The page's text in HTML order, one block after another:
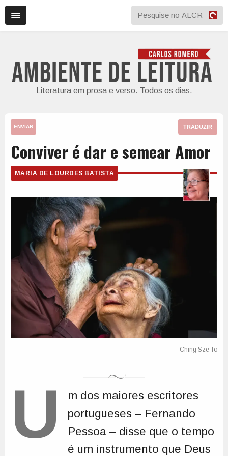
Literatura em prosa e verso. Todos os dias.
ENVIAR TRADUZIR
Conviver é dar e semear Amor
MARIA DE LOURDES BATISTA
U
m dos maiores escritores
portugueses – Fernando
Pessoa – disse que o tempo
é um instrumento que Deus